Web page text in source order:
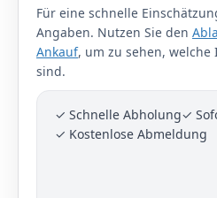
Für eine schnelle
Angaben. Nutzen Sie den
Ankauf, um zu sehen,
sind.
✓ Schnelle Abholung✓
✓ Kostenlose Abmeldung